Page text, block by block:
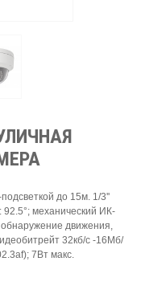
до 15м. 1/3''
92.5°; механический ИК-
движения,
32кб/с -16Мб/
7Вт макс.